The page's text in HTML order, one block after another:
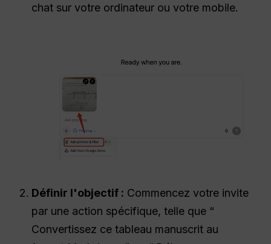
chat sur votre ordinateur ou votre mobile.
Définir l'objectif : Commencez votre invite
par une action spécifique, telle que “
Convertissez ce tableau manuscrit au